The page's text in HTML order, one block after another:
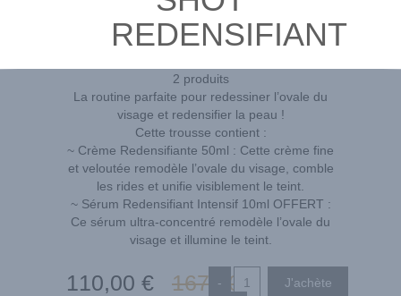
REDENSIFIANT
2 produits
La routine parfaite pour redessiner l’ovale du
visage et redensifier la peau !
Cette trousse contient :
~ Crème Redensifiante 50ml : Cette crème fine
et veloutée remodèle l’ovale du visage, comble
les rides et unifie visiblement le teint.
~ Sérum Redensifiant Intensif 10ml OFFERT :
Ce sérum ultra-concentré remodèle l’ovale du
visage et illumine le teint.
110,00 € 167 ,00 €
-